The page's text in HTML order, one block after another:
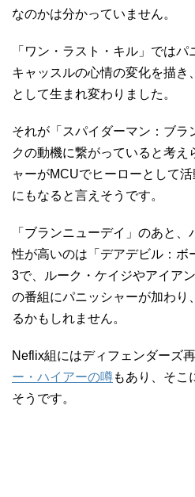
なのかは分かっていません。
「ワン・ラスト・キル」ではパ
キャッスルの心情の変化を描き
として生まれ変わりました。
それが「スパイダーマン：ブラ
クの動機に繋がっていると考え
ャーがMCUでヒーローとして
にもなると言えそうです。
「ブランニューデイ」のあと
性が高いのは「デアデビル：ボ
3で、ルーク・ケイジやアイア
の番組にパニッシャーが加わり
るかもしれません。
Neflix組にはディフェンダーズ
ー・ハイアーの噂もあり、そこ
そうです。